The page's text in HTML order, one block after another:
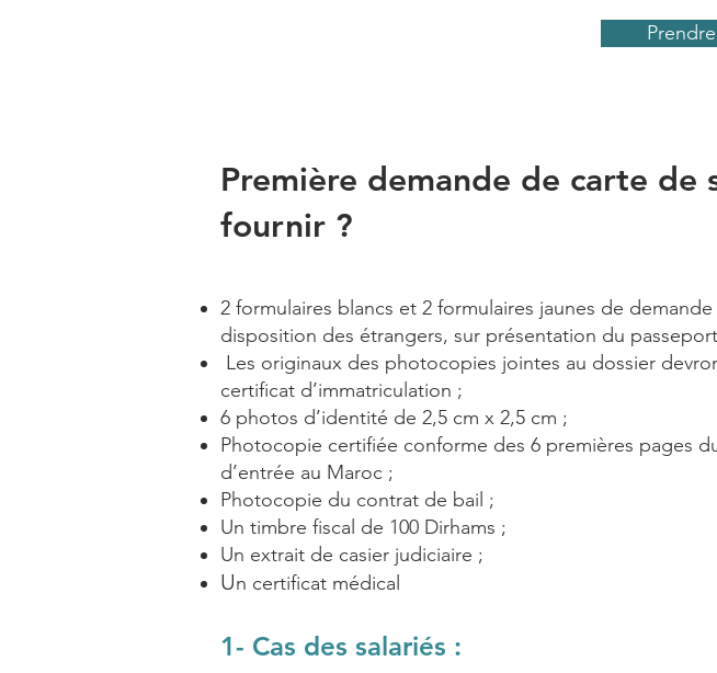
Première demande de carte de
fournir ?
2 formulaires blancs et 2 formulaires jaunes de
disposition des étrangers, sur présentation du
Les originaux des photocopies jointes au dossier
certificat d’immatriculation ;
6 photos d’identité de 2,5 cm x 2,5 cm ;
Photocopie certifiée conforme des 6 premières pages
d’entrée au Maroc ;
Photocopie du contrat de bail ;
Un timbre fiscal de 100 Dirhams ;
Un extrait de casier judiciaire ;
Un certificat médical
1- Cas des salariés :